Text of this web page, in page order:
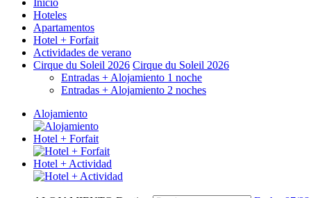
Hoteles
Apartamentos
Hotel + Forfait
Actividades de verano
Cirque du Soleil 2026 Cirque du Soleil 2026
Entradas + Alojamiento 1 noche
Entradas + Alojamiento 2 noches
Alojamiento
Hotel + Forfait
Hotel + Actividad